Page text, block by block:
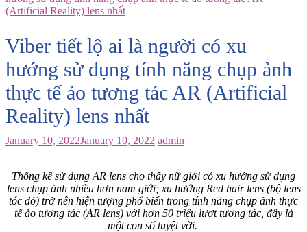
(Artificial Reality) lens nhất
Viber tiết lộ ai là người có xu
hướng sử dụng tính năng chụp ảnh
thực tế ảo tương tác AR (Artificial
Reality) lens nhất
January 10, 2022January 10, 2022 admin
Thống kê sử dụng AR lens cho thấy nữ giới có xu hướng sử dụng
lens chụp ảnh nhiều hơn nam giới; xu hướng Red hair lens (bộ lens
tóc đỏ) trở nên hiện tượng phổ biến trong tính năng chụp ảnh thực
tế ảo tương tác (AR lens) với hơn 50 triệu lượt tương tác, đây là
một con số tuyệt vời.